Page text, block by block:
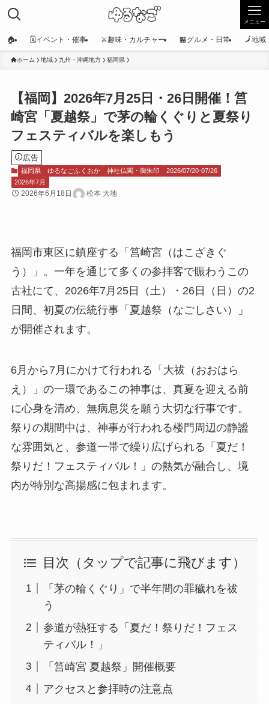
メニュー
🏠 🗓️イベント・催事 ⚔️趣味・カルチャー 🏪グルメ・日常 🗾地域
ホーム 地域 九州・沖縄地方 福岡県
【福岡】2026年7月25日・26日開催！筥
崎宮「夏越祭」で茅の輪くぐりと夏祭り
フェスティバルを楽しもう
広告
福岡県 ゆるなごふくおか 神社仏閣・御朱印
2026/07/20-07/26
2026年7月
2026年6月18日 松本 大地
福岡市東区に鎮座する「筥崎宮（はこざきぐ
う）」。一年を通じて多くの参拝客で賑わうこの
古社にて、2026年7月25日（土）・26日（日）の2
日間、初夏の伝統行事「夏越祭（なごしさい）」
が開催されます。
6月から7月にかけて行われる「大祓（おおはら
え）」の一環であるこの神事は、真夏を迎える前
に心身を清め、無病息災を願う大切な行事です。
祭りの期間中は、神事が行われる楼門周辺の静謐
な雰囲気と、参道一帯で繰り広げられる「夏だ！
祭りだ！フェスティバル！」の熱気が融合し、境
内が特別な高揚感に包まれます。
目次（タップで記事に飛びます）
「茅の輪くぐり」で半年間の罪穢れを祓
う
参道が熱狂する「夏だ！祭りだ！フェス
ティバル！」
「筥崎宮 夏越祭」開催概要
アクセスと参拝時の注意点